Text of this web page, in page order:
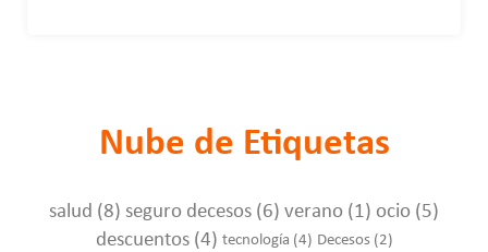
Nube de Etiquetas
salud (8) seguro decesos (6) verano (1) ocio (5)
descuentos (4) tecnología (4) Decesos (2)